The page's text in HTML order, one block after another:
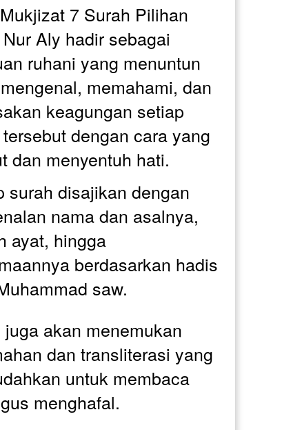
7 Surah Pilihan
Aly hadir sebagai
ruhani yang menuntun
memahami, dan
keagungan setiap
dengan cara yang
dan menyentuh hati.
surah disajikan dengan
nama dan asalnya,
ayat, hingga
berdasarkan hadis
saw.
juga akan menemukan
dan transliterasi yang
untuk membaca
menghafal.